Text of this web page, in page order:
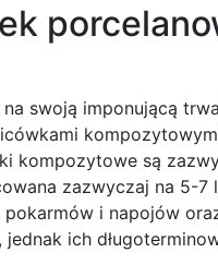
swoją imponującą
kompozytowe są
zazwyczaj na 5-
i napojów
ich